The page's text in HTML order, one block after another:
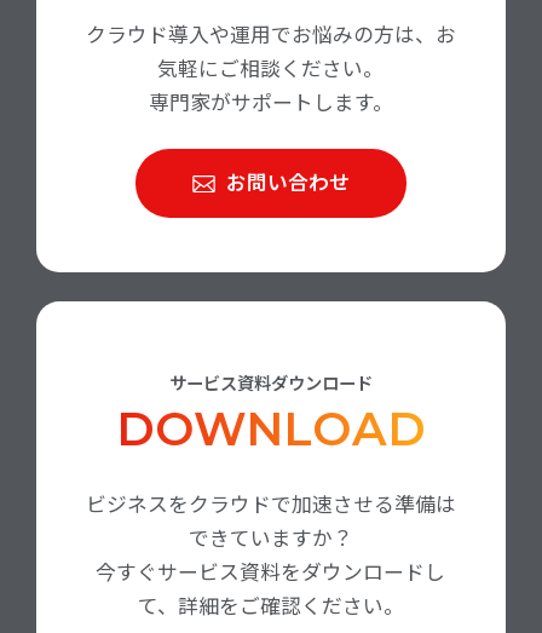
クラウド導入や運用でお悩みの方は、お
気軽にご相談ください。
専門家がサポートします。
お問い合わせ
サービス資料ダウンロード
DOWNLOAD
ビジネスをクラウドで加速させる準備は
できていますか？
今すぐサービス資料をダウンロードし
て、詳細をご確認ください。